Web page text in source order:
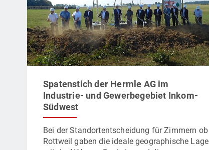
Spatenstich der Hermle AG im
Industrie- und Gewerbegebiet Inkom-
Südwest
Bei der Standortentscheidung für Zimmern ob
Rottweil gaben die ideale geographische Lage